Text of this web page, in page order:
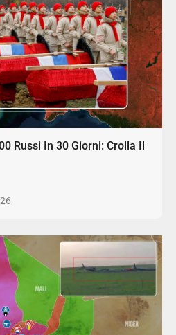
Russi In 30 Giorni: Crolla Il